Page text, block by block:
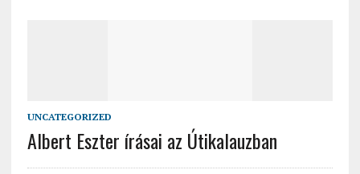
UNCATEGORIZED
Albert Eszter írásai az Útikalauzban